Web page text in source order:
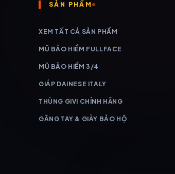
SẢN PHẨM
XEM TẤT CẢ SẢN PHẨM
MŨ BẢO HIỂM FULLFACE
MŨ BẢO HIỂM 3/4
GIÁP DAINESE ITALY
THÙNG GIVI CHÍNH HÃNG
GĂNG TAY & GIÀY BẢO HỘ